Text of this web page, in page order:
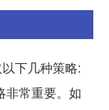
下几种策略:
非常重要。如